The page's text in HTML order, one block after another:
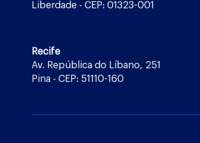
Liberdade - CEP: 01323-001
Recife
Av. República do Líbano, 251
Pina - CEP: 51110-160